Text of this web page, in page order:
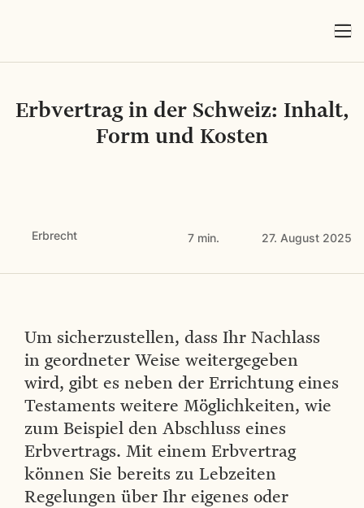
Erbvertrag in der Schweiz: Inhalt,
Form und Kosten
Erbrecht 7 min. 27. August 2025
Um sicherzustellen, dass Ihr Nachlass
in geordneter Weise weitergegeben
wird, gibt es neben der Errichtung eines
Testaments weitere Möglichkeiten, wie
zum Beispiel den Abschluss eines
Erbvertrags. Mit einem Erbvertrag
können Sie bereits zu Lebzeiten
Regelungen über Ihr eigenes oder